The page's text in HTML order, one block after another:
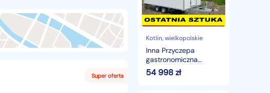
4,5
m
okazja
od
ręki
foodtruck
lody
kebab
Kotlin, wielkopolskie
Inna Przyczepa
gastronomiczna
handlowa 4,5 m okazja
od ręki foodtruck lody
54 998zł